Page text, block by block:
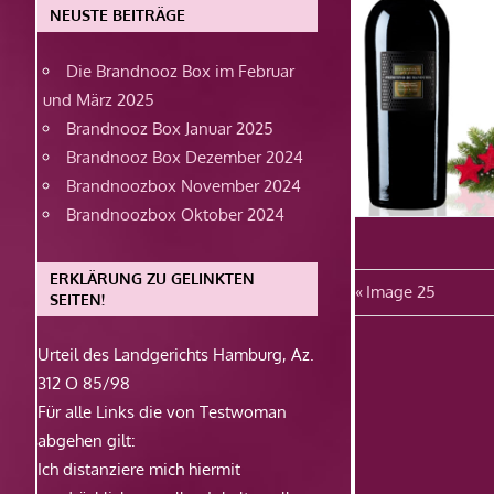
Vorheriger
Beitrag:
Image 25
NEUSTE BEITRÄGE
Die Brandnooz Box im Februar
und März 2025
Brandnooz Box Januar 2025
Brandnooz Box Dezember 2024
Brandnoozbox November 2024
Brandnoozbox Oktober 2024
ERKLÄRUNG ZU GELINKTEN
SEITEN!
Urteil des Landgerichts Hamburg, Az.
312 O 85/98
Für alle Links die von Testwoman
abgehen gilt:
Ich distanziere mich hiermit